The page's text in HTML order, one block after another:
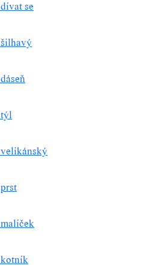
se
šilhavý
týl
velikánský
kotník